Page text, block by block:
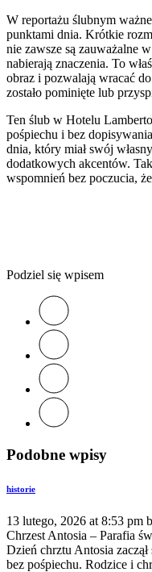
W reportażu ślubnym
punktami dnia. Krótkie
nie zawsze są zauważalne
nabierają znaczenia. To
obraz i pozwalają wracać
zostało pominięte lub
Ten ślub w Hotelu
pośpiechu i bez
dnia, który miał swój
dodatkowych akcentów.
wspomnień bez poczucia,
Podziel się wpisem
Podobne wpisy
historie
13 lutego, 2026 at 8:53 pm
Chrzest Antosia – Parafia
Dzień chrztu Antosia
bez pośpiechu. Rodzice i